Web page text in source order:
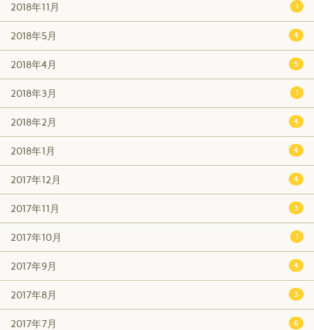
1
2018年11月
4
2018年5月
5
2018年4月
1
2018年3月
4
2018年2月
4
2018年1月
4
2017年12月
3
2017年11月
1
2017年10月
4
2017年9月
3
2017年8月
6
2017年7月